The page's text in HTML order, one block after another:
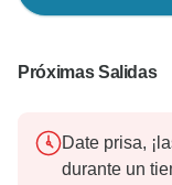
Próximas Salidas
Date prisa,
durante un